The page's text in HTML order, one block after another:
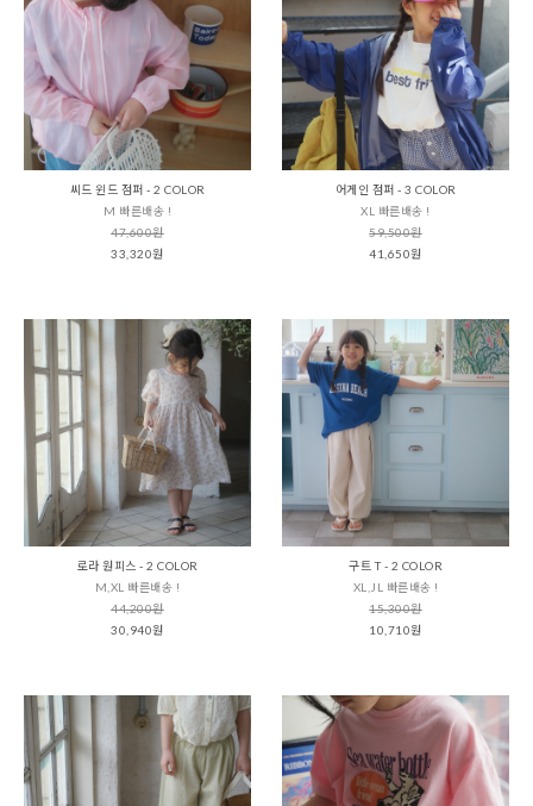
씨드 윈드 점퍼 - 2 COLOR
M 빠른배송 !
47,600원
33,320원
어게인 점퍼 - 3 COLOR
XL 빠른배송 !
59,500원
41,650원
로라 원피스 - 2 COLOR
M,XL 빠른배송 !
44,200원
30,940원
구트 T - 2 COLOR
XL,JL 빠른배송 !
15,300원
10,710원